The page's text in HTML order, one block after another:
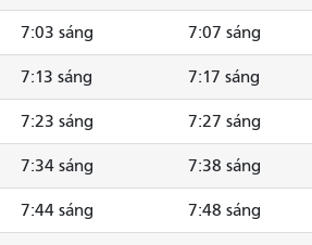
7:03 sáng 7:07 sáng
7:13 sáng 7:17 sáng
7:23 sáng 7:27 sáng
7:34 sáng 7:38 sáng
7:44 sáng 7:48 sáng